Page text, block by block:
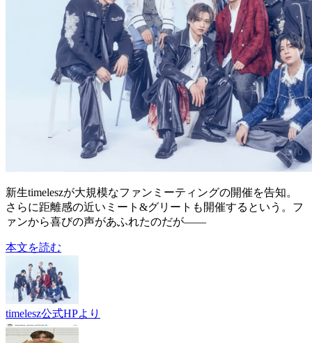
新生timeleszが大規模なファンミーティングの開催を告知。
さらに距離感の近いミート&グリートも開催するという。フ
ァンから喜びの声があふれたのだが――
本文を読む
timelesz公式HPより